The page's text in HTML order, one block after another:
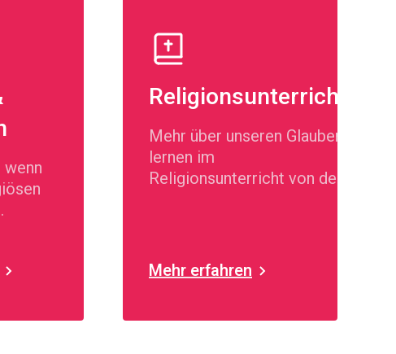
Religionsunterricht
Mehr über unseren Glauben
lernen im
Religionsunterricht von der
Mehr erfahren